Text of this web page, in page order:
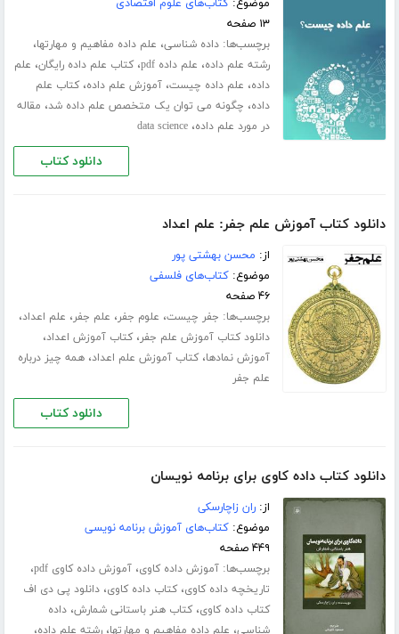
موضوع:کتاب‌های علوم اقتصادی
۱۳ صفحه
برچسب‌ها:داده شناسی، علم داده مفاهیم و مهارتها،
رشته علم داده، علم داده pdf ،کتاب علم داده رایگان، علم
داده، علم داده چیست،آموزش علم داده،کتاب علم
داده، چگونه می توان یک متخصص علم داده شد، مقاله
در مورد علم داده،data science
دانلود کتاب
دانلود کتاب آموزش علم جفر: علم اعداد
از: محسن بهشتی پور
موضوع:کتاب‌های فلسفی
۴۶ صفحه
برچسب‌ها: جفر چیست، علوم جفر، علم جفر، علم اعداد،
دانلود کتاب آموزش علم جفر،کتاب آموزش اعداد،
آموزش نمادها،کتاب آموزش علم اعداد،همه چیز درباره
علم جفر
دانلود کتاب
دانلود کتاب داده کاوی برای برنامه نویسان
از:ران زاچارسکی
موضوع:کتاب‌های آموزش برنامه نویسی
۴۴۹ صفحه
برچسب‌ها:آموزش داده کاوی،آموزش داده کاوی pdf ،
تاریخچه داده کاوی،کتاب داده کاوی،دانلود پی دی اف
کتاب داده کاوی،کتاب هنر باستانی شمارش،داده
شناسی، علم داده مفاهیم و مهارتها،رشته علم داده،